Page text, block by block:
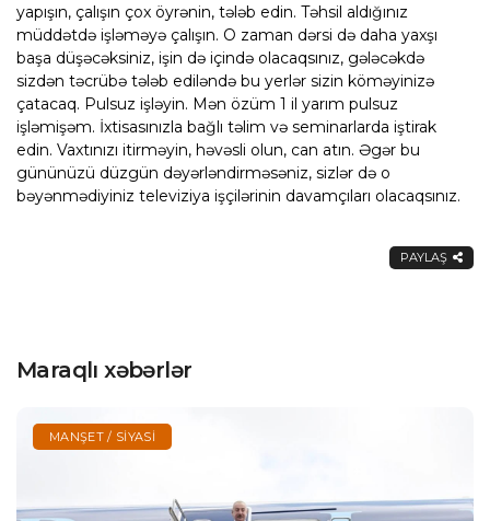
yapışın, çalışın çox öyrənin, tələb edin. Təhsil aldığınız
müddətdə işləməyə çalışın. O zaman dərsi də daha yaxşı
başa düşəcəksiniz, işin də içində olacaqsınız, gələcəkdə
sizdən təcrübə tələb ediləndə bu yerlər sizin köməyinizə
çatacaq. Pulsuz işləyin. Mən özüm 1 il yarım pulsuz
işləmişəm. İxtisasınızla bağlı təlim və seminarlarda iştirak
edin. Vaxtınızı itirməyin, həvəsli olun, can atın. Əgər bu
gününüzü düzgün dəyərləndirməsəniz, sizlər də o
bəyənmədiyiniz televiziya işçilərinin davamçıları olacaqsınız.
PAYLAŞ
Maraqlı xəbərlər
MANŞET / SIYASI